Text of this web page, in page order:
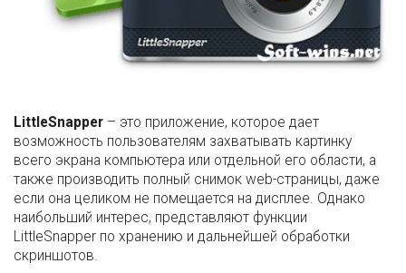
LittleSnapper – это приложение, которое дает
возможность пользователям захватывать картинку
всего экрана компьютера или отдельной его области, а
также производить полный снимок web-страницы, даже
если она целиком не помещается на дисплее. Однако
наибольший интерес, представляют функции
LittleSnapper по хранению и дальнейшей обработки
скриншотов.